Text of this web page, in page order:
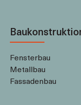
Fensterbau
Metallbau
Fassadenbau